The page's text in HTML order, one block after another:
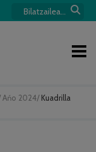
Ańo 2024/ Kuadrilla